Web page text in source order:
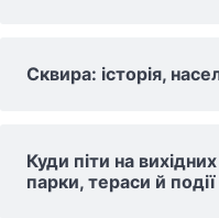
Сквира: історія,
Куди піти на
парки, тераси й